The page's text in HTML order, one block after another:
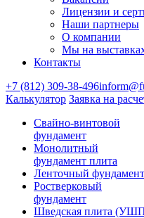
Лицензии и
Наши партнеры
О компании
Мы на
Контакты
+7 (812) 309-38-496
Калькулятор Заявка на
Свайно-винтовой
фундамент
Монолитный
фундамент плита
Ленточный фундамент
Ростверковый
фундамент
Шведская плита